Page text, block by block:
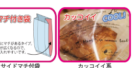
サイドマチ付袋 カッコイイ系